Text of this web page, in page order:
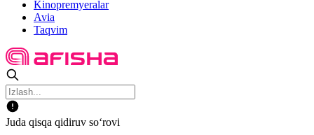
Kinopremyeralar
Avia
Taqvim
Juda qisqa qidiruv so‘rovi